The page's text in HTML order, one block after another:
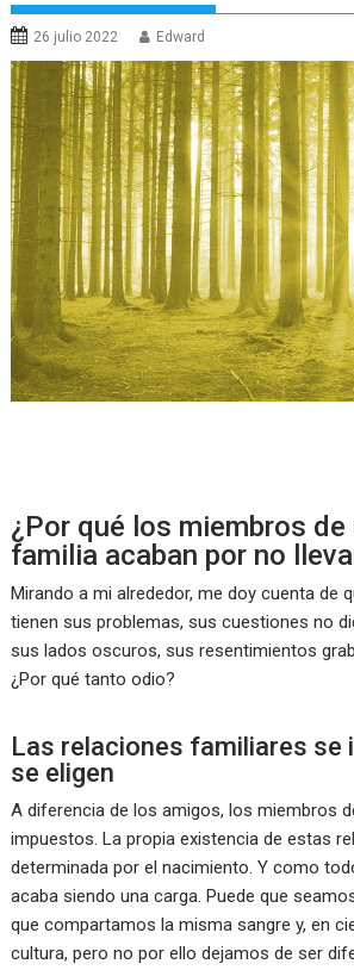
26 julio 2022 Edward
¿Por qué los miembros
familia acaban por no
Mirando a mi alrededor, me doy cuenta de
tienen sus problemas, sus cuestiones no
sus lados oscuros, sus resentimientos
¿Por qué tanto odio?
Las relaciones familiares se
se eligen
A diferencia de los amigos, los miembros
impuestos. La propia existencia de estas
determinada por el nacimiento. Y como
acaba siendo una carga. Puede que
que compartamos la misma sangre y, en
cultura, pero no por ello dejamos de ser